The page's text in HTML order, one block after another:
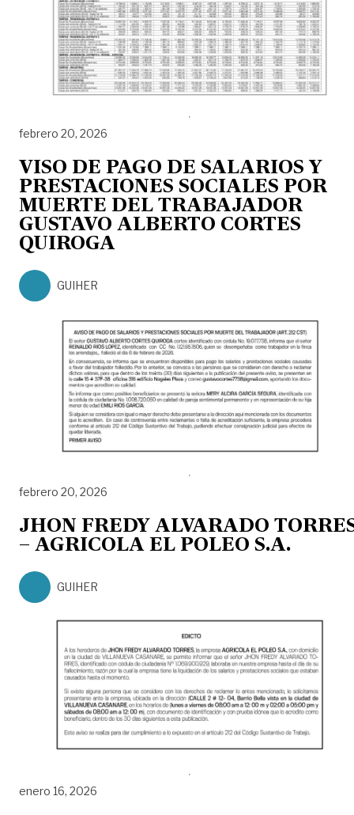
febrero 20, 2026
VISO DE PAGO DE SALARIOS Y
PRESTACIONES SOCIALES POR
MUERTE DEL TRABAJADOR
GUSTAVO ALBERTO CORTES
QUIROGA
GUIHER
febrero 20, 2026
JHON FREDY ALVARADO
– AGRICOLA EL POLEO S.A.
GUIHER
enero 16, 2026